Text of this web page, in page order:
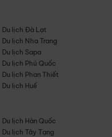
Du lịch Đà Lạt
Du lịch Nha Trang
Du lịch Sapa
Du lịch Phú Quốc
Du lịch Phan Thiết
Du lịch Huế
Du lịch Hàn Quốc
Du lịch Tây Tạng